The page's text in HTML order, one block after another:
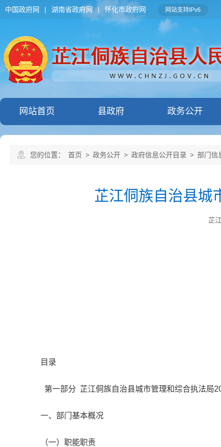
中国政府网 | 湖南省政府网 | 怀化市政府网 网站支持IPv6
网站首页 县政府 政务公开
您的位置： 首页 > 政务公开 > 政府信息公开目录 > 部门信
芷江侗族自治县城
芷
目录
第一部分 芷江侗族自治县城市管理和综合执法局
一、部门基本概况
（一）职能职责